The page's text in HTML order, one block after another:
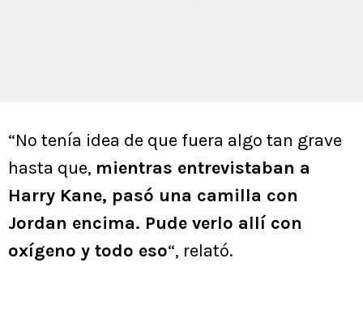
“No tenía idea de que fuera algo tan grave
hasta que, mientras entrevistaban a
Harry Kane, pasó una camilla con
Jordan encima. Pude verlo allí con
oxígeno y todo eso“, relató.